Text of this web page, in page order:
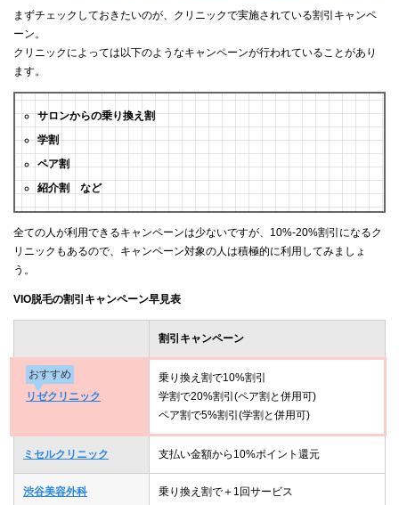
まずチェックしておきたいのが、クリニックで実施されている割引キャンペ
ーン。
クリニックによっては以下のようなキャンペーンが行われていることがあり
ます。
サロンからの乗り換え割
学割
ペア割
紹介割 など
全ての人が利用できるキャンペーンは少ないですが、10%-20%割引になるク
リニックもあるので、キャンペーン対象の人は積極的に利用してみましょ
う。
VIO脱毛の割引キャンペーン早見表
割引キャンペーン
おすすめ
リゼクリニック
乗り換え割で10%割引
学割で20%割引(ペア割と併用可)
ペア割で5%割引(学割と併用可)
ミセルクリニック 支払い金額から10%ポイント還元
渋谷美容外科 乗り換え割で＋1回サービス